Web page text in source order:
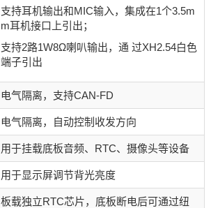
支持耳机输出和MIC输入，集成在1个3.5m
m耳机接口上引出；
支持2路1W8Ω喇叭输出，通 过XH2.54白色
端子引出
电气隔离，支持CAN-FD
电气隔离，自动控制收发方向
用于挂载底板音频、RTC、摄像头等设备
用于显示屏调节背光亮度
板载独立RTC芯片，底板断电后可通过纽